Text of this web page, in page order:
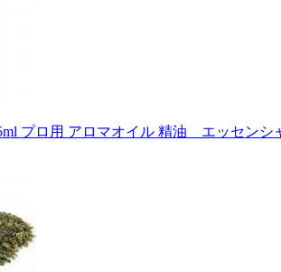
プロ用 アロマオイル 精油 エッセンシ